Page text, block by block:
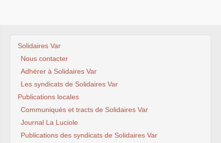
Solidaires Var
Nous contacter
Adhérer à Solidaires Var
Les syndicats de Solidaires Var
Publications locales
Communiqués et tracts de Solidaires Var
Journal La Luciole
Publications des syndicats de Solidaires Var